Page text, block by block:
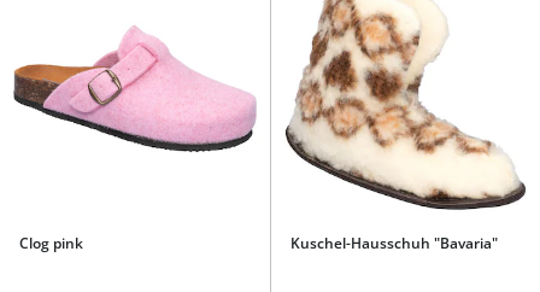
Clog pink Kuschel-Hausschuh "Bavaria"